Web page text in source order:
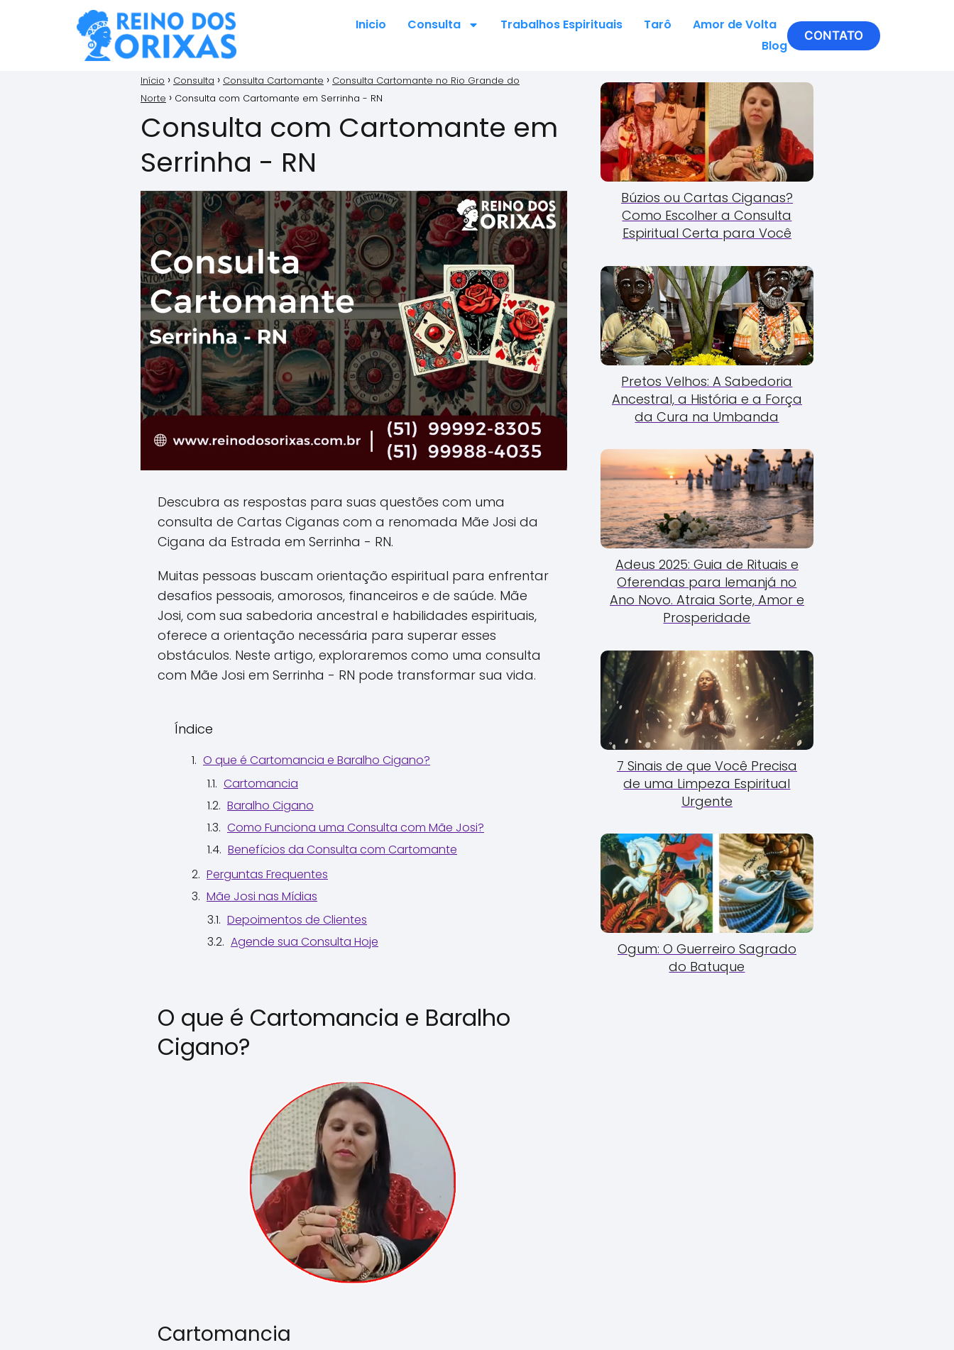
Inicio Consulta Trabalhos Espirituais Tarô
Amor de Volta
Blog
CONTATO
Início Consulta Consulta Cartomante
Consulta Cartomante no Rio Grande do
Norte
Consulta com Cartomante em Serrinha - RN
Consulta com Cartomante em
Serrinha - RN
Descubra as respostas para suas questões com uma
consulta de Cartas Ciganas com a renomada Mãe Josi da
Cigana da Estrada em Serrinha - RN.
Muitas pessoas buscam orientação espiritual para enfrentar
desafios pessoais, amorosos, financeiros e de saúde. Mãe
Josi, com sua sabedoria ancestral e habilidades espirituais,
oferece a orientação necessária para superar esses
obstáculos. Neste artigo, exploraremos como uma consulta
com Mãe Josi em Serrinha - RN pode transformar sua vida.
Índice
O que é Cartomancia e Baralho Cigano?
Cartomancia
Baralho Cigano
Como Funciona uma Consulta com Mãe Josi?
Benefícios da Consulta com Cartomante
Perguntas Frequentes
Mãe Josi nas Mídias
Depoimentos de Clientes
Agende sua Consulta Hoje
O que é Cartomancia e Baralho
Cigano?
Cartomancia
Búzios ou Cartas Ciganas?
Como Escolher a Consulta
Espiritual Certa para Você
Pretos Velhos: A Sabedoria
Ancestral, a História e a Força
da Cura na Umbanda
Adeus 2025: Guia de Rituais e
Oferendas para Iemanjá no
Ano Novo. Atraia Sorte, Amor e
Prosperidade
7 Sinais de que Você Precisa
de uma Limpeza Espiritual
Urgente
Ogum: O Guerreiro Sagrado
do Batuque